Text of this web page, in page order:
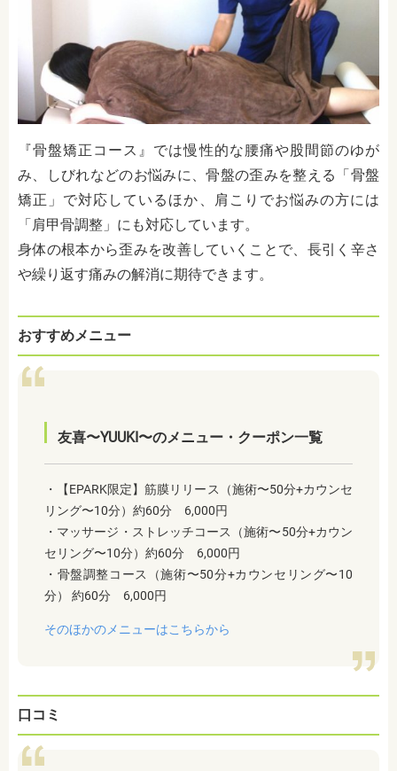
『骨盤矯正コース』では慢性的な腰痛や股間節のゆが
み、しびれなどのお悩みに、骨盤の歪みを整える「骨盤
矯正」で対応しているほか、肩こりでお悩みの方には
「肩甲骨調整」にも対応しています。
身体の根本から歪みを改善していくことで、長引く辛さ
や繰り返す痛みの解消に期待できます。
おすすめメニュー
友喜〜YUUKI〜のメニュー・クーポン一覧
・【EPARK限定】筋膜リリース（施術〜50分+カウンセ
リング〜10分）約60分 6,000円
・マッサージ・ストレッチコース（施術〜50分+カウン
セリング〜10分）約60分 6,000円
・骨盤調整コース（施術〜50分+カウンセリング〜10
分） 約60分 6,000円
そのほかのメニューはこちらから
口コミ